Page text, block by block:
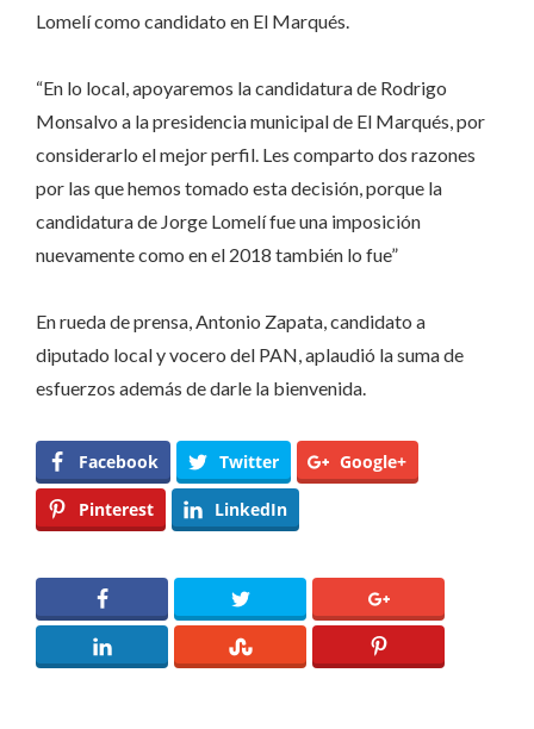
Lomelí como candidato en El Marqués.
“En lo local, apoyaremos la candidatura de Rodrigo
Monsalvo a la presidencia municipal de El Marqués, por
considerarlo el mejor perfil. Les comparto dos razones
por las que hemos tomado esta decisión, porque la
candidatura de Jorge Lomelí fue una imposición
nuevamente como en el 2018 también lo fue”
En rueda de prensa, Antonio Zapata, candidato a
diputado local y vocero del PAN, aplaudió la suma de
esfuerzos además de darle la bienvenida.
Facebook Twitter Google+
Pinterest LinkedIn